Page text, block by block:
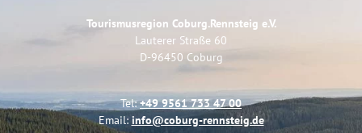
Tourismusregion Coburg.Rennsteig e.V.
Lauterer Straße 60
D-96450 Coburg
Tel:+49 9561 733 47 00
Email: info@coburg-rennsteig.de